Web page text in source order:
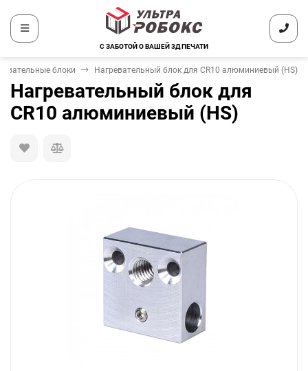
С ЗАБОТОЙ О ВАШЕЙ 3Д ПЕЧАТИ
блоки Нагревательный блок для CR10 алюминиевый (HS)
Нагревательный блок для
CR10 алюминиевый (HS)